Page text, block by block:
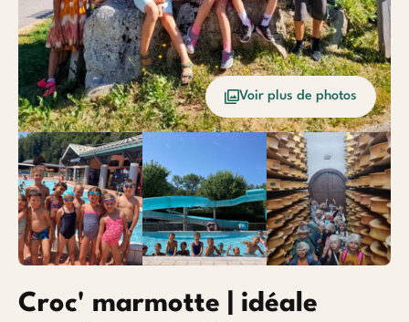
Baroudeurs
Voir plus de photos
Croc' marmotte | idéale